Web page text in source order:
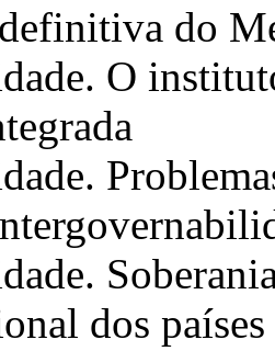
do
O
dos